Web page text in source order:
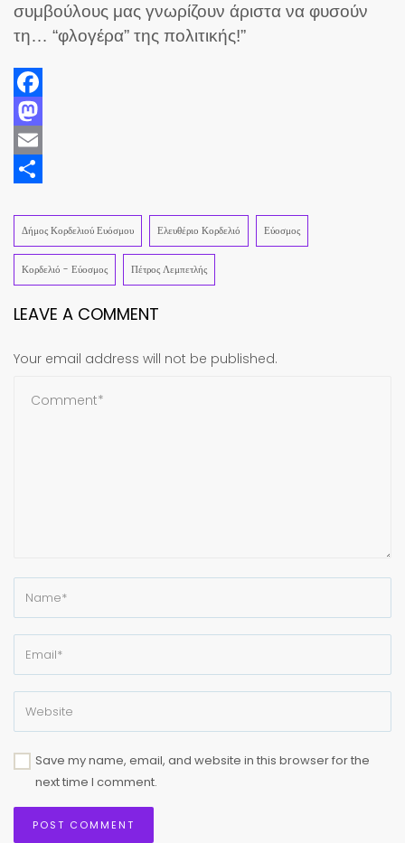
συμβούλους μας γνωρίζουν άριστα να φυσούν
τη… “φλογέρα” της πολιτικής!”
Facebook
Mastodon
Email
Δήμος Κορδελιού Ευόσμου Ελευθέριο Κορδελιό Εύοσμος
Κορδελιό - Εύοσμος Πέτρος Λεμπετλής
LEAVE A COMMENT
Your email address will not be published.
Save my name, email, and website in this browser for the
next time I comment.